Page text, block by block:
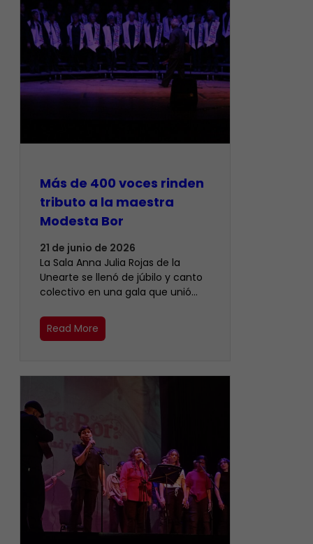
Más de 400 voces rinden
tributo a la maestra
Modesta Bor
21 de junio de 2026
​La Sala Anna Julia Rojas de la
Unearte se llenó de júbilo y canto
colectivo en una gala que unió…
Read More